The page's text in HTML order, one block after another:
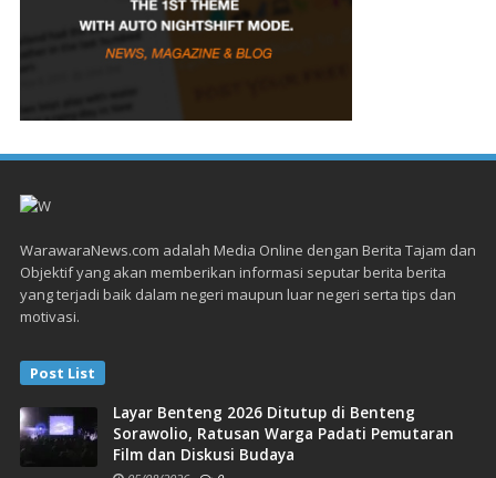
WarawaraNews.com adalah Media Online dengan Berita Tajam dan
Objektif yang akan memberikan informasi seputar berita berita
yang terjadi baik dalam negeri maupun luar negeri serta tips dan
motivasi.
Post List
Layar Benteng 2026 Ditutup di Benteng
Sorawolio, Ratusan Warga Padati Pemutaran
Film dan Diskusi Budaya